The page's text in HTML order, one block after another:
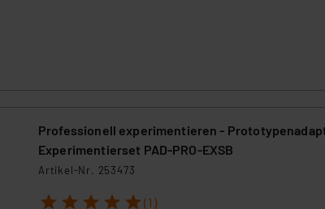
Professionell experimentieren -
Experimentierset PAD-PRO-EXSB
Artikel-Nr. 253473
1 2 3 4 5 (1)